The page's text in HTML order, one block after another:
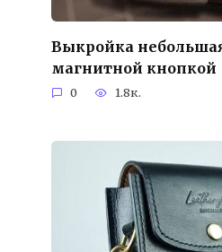
Выкройка
магнитной кнопкой
0 1.8к.